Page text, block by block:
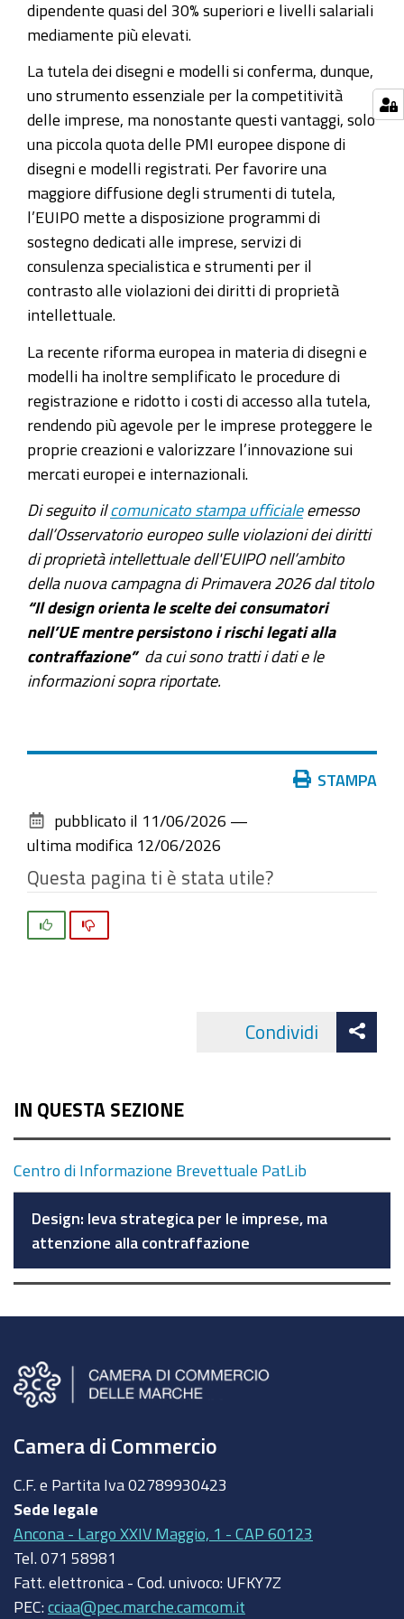
dipendente quasi del 30% superiori e livelli salariali
mediamente più elevati.
La tutela dei disegni e modelli si conferma, dunque,
uno strumento essenziale per la competitività
delle imprese, ma nonostante questi vantaggi, solo
una piccola quota delle PMI europee dispone di
disegni e modelli registrati. Per favorire una
maggiore diffusione degli strumenti di tutela,
l’EUIPO mette a disposizione programmi di
sostegno dedicati alle imprese, servizi di
consulenza specialistica e strumenti per il
contrasto alle violazioni dei diritti di proprietà
intellettuale.
La recente riforma europea in materia di disegni e
modelli ha inoltre semplificato le procedure di
registrazione e ridotto i costi di accesso alla tutela,
rendendo più agevole per le imprese proteggere le
proprie creazioni e valorizzare l’innovazione sui
mercati europei e internazionali.
Di seguito ilcomunicato stampa ufficialeemesso
dall’Osservatorio europeo sulle violazioni dei diritti
di proprietà intellettuale dell'EUIPO nell’ambito
della nuova campagna di Primavera 2026 dal titolo
“Il design orienta le scelte dei consumatori
nell’UE mentre persistono i rischi legati alla
contraffazione” da cui sono tratti i dati e le
informazioni sopra riportate.
documento
STAMPA
pubblicato il 11/06/2026 —
ultima modifica 12/06/2026
Questa pagina ti è stata utile?
Condividi
IN QUESTA SEZIONE
Centro di Informazione Brevettuale PatLib
Design: leva strategica per le imprese, ma
attenzione alla contraffazione
Camera di Commercio
C.F. e Partita Iva 02789930423
Sede legale
Ancona - Largo XXIV Maggio, 1 - CAP 60123
Tel. 071 58981
Fatt. elettronica - Cod. univoco: UFKY7Z
PEC: cciaa@pec.marche.camcom.it